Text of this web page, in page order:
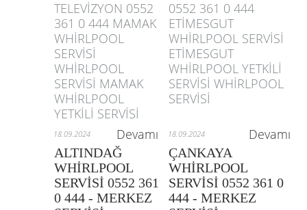
TELEVİZYON 0552
361 0 444 MAMAK
WHİRLPOOL
SERVİSİ
WHİRLPOOL
SERVİSİ MAMAK
WHİRLPOOL
YETKİLİ SERVİSİ
0552 361 0 444
ETİMESGUT
WHİRLPOOL SERVİSİ
ETİMESGUT
WHİRLPOOL YETKİLİ
SERVİSİ WHİRLPOOL
SERVİSİ
18.09.2024 Devamı 18.09.2024 Devamı
ALTINDAĞ
WHİRLPOOL
SERVİSİ 0552 361
0 444 - MERKEZ
ÇANKAYA
WHİRLPOOL
SERVİSİ 0552 361 0
444 - MERKEZ